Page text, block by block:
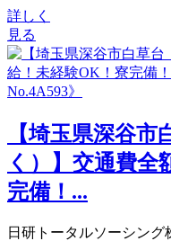
詳しく
見る
【埼玉県深谷
く）】交通費全
完備！...
日研トータルソーシング